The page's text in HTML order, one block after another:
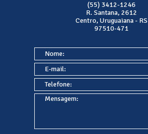
(55) 3412-1246
R. Santana, 2612
Centro, Uruguaiana - RS
97510-471